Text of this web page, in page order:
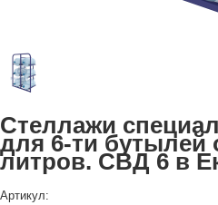
Стеллажи
для 6-ти бутылей
литров. СВД 6 в
Артикул: